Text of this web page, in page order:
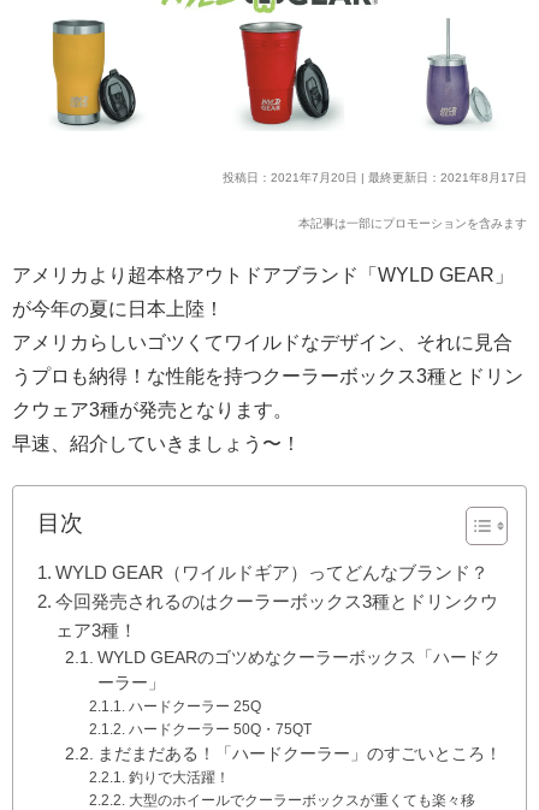
投稿日：2021年7月20日 | 最終更新日：2021年8月17日
本記事は一部にプロモーションを含みます
アメリカより超本格アウトドアブランド「WYLD GEAR」
が今年の夏に日本上陸！
アメリカらしいゴツくてワイルドなデザイン、それに見合
うプロも納得！な性能を持つクーラーボックス3種とドリン
クウェア3種が発売となります。
早速、紹介していきましょう〜！
目次
WYLD GEAR（ワイルドギア）ってどんなブランド？
今回発売されるのはクーラーボックス3種とドリンクウ
ェア3種！
WYLD GEARのゴツめなクーラーボックス「ハードク
ーラー」
ハードクーラー 25Q
ハードクーラー 50Q・75QT
まだまだある！「ハードクーラー」のすごいところ！
釣りで大活躍！
大型のホイールでクーラーボックスが重くても楽々移